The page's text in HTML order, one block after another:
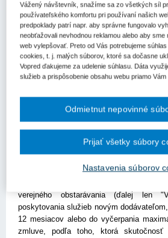
343/2015 Z.z.o verejnom obstarávaní
niektorých zákonov v z. n. p. pri hodnote
280 eur bez DPH, čo je pri tomto type
konania a predpokladanej hodnote
poskytnutie služieb. S uchádzačom
administratívnych a finančných
uzatvorenie zmluvy o poskytovaní
platnosti zmluvy uchádzača a
zmluvy s novým dodávateľom na rovnaký
verejného obstarávania (ďalej len
poskytovania služieb novým
12 mesiacov alebo do vyčerpania
zmluve, podľa toho, ktorá skutočnosť
Vážený návštevník, snažíme sa zo všetkých síl
používateľského komfortu pri používaní našich
predpoklady patrí napr. aby správne fungovalo
neobťažovali nevhodnou reklamou alebo aby sme
web vylepšovať. Preto od Vás potrebujeme
cookies, t. j. malých súborov, ktoré sa dočasne
Vopred ďakujeme za udelenie súhlasu. Dáta
služieb a prispôsobenie obsahu webu priamo Vám
Nastavenia súborov
Odmietnut nepovinné
Prijať všetky súbory